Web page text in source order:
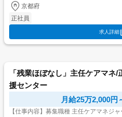
京都府
正社員
求人詳細
「残業ほぼなし」主任ケアマネ
援センター
月給25万2,000円
【仕事内容】募集職種 主任ケアマネジャー 正社員 仕事内容